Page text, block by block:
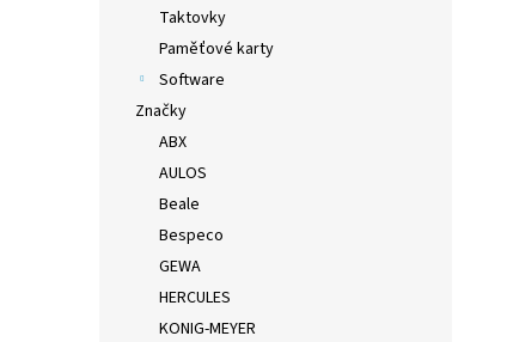
Taktovky
Paměťové karty
Software
Značky
ABX
AULOS
Beale
Bespeco
GEWA
HERCULES
KONIG-MEYER